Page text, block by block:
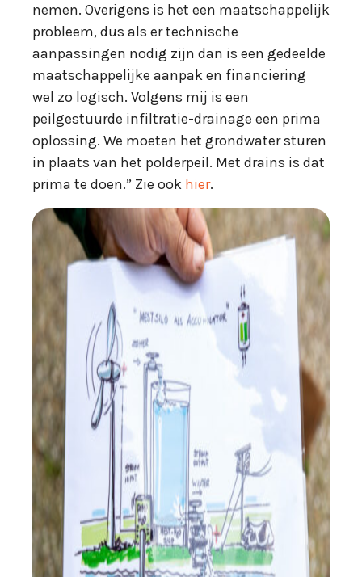
nemen. Overigens is het een maatschappelijk
probleem, dus als er technische
aanpassingen nodig zijn dan is een gedeelde
maatschappelijke aanpak en financiering
wel zo logisch. Volgens mij is een
peilgestuurde infiltratie-drainage een prima
oplossing. We moeten het grondwater sturen
in plaats van het polderpeil. Met drains is dat
prima te doen.” Zie ook hier.